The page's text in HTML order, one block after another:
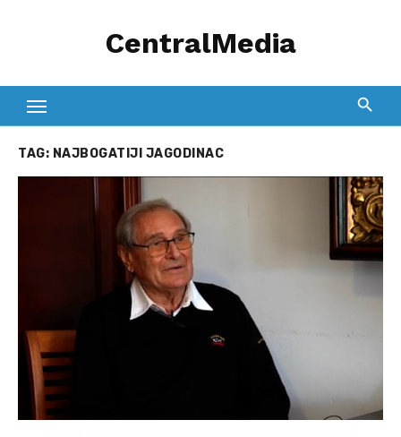
CentralMedia
TAG: NAJBOGATIJI JAGODINAC